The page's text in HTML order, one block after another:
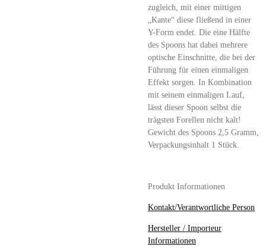
zugleich, mit einer mittigen
„Kante“ diese fließend in einer
Y-Form endet. Die eine Hälfte
des Spoons hat dabei mehrere
optische Einschnitte, die bei der
Führung für einen einmaligen
Effekt sorgen. In Kombination
mit seinem einmaligen Lauf,
lässt dieser Spoon selbst die
trägsten Forellen nicht kalt!
Gewicht des Spoons 2,5 Gramm,
Verpackungsinhalt 1 Stück.
Produkt Informationen
Kontakt/Verantwortliche Person
Hersteller / Importeur
Informationen